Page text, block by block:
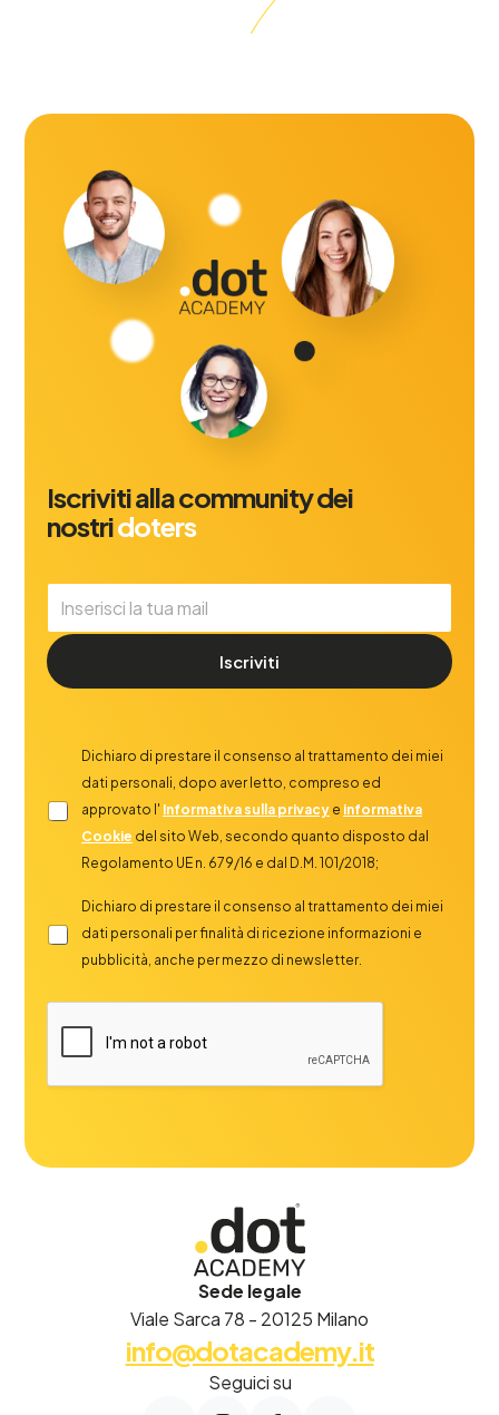
Iscriviti alla community dei
nostridoters
Dichiaro di prestare il consenso al trattamento dei miei
dati personali, dopo aver letto, compreso ed
approvato l' Informativa sulla privacy e informativa
Cookie
Regolamento UE n. 679/16 e dal D.M. 101/2018;
Dichiaro di prestare il consenso al trattamento dei miei
dati personali per finalità di ricezione informazioni e
pubblicità, anche per mezzo di newsletter.
Iscriviti
Sede legale
Viale Sarca 78 - 20125 Milano
info@dotacademy.it
Seguici su